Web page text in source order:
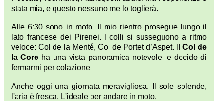
stata mia, e questo nessuno me lo toglierà.
Alle 6:30 sono in moto. Il mio rientro prosegue lungo il
lato francese dei Pirenei. I colli si susseguono a ritmo
veloce: Col de la Menté, Col de Portet d’Aspet. IlCol de
la Core ha una vista panoramica notevole, e decido di
fermarmi per colazione.
Anche oggi una giornata meravigliosa. Il sole splende,
l'aria è fresca. L'ideale per andare in moto.